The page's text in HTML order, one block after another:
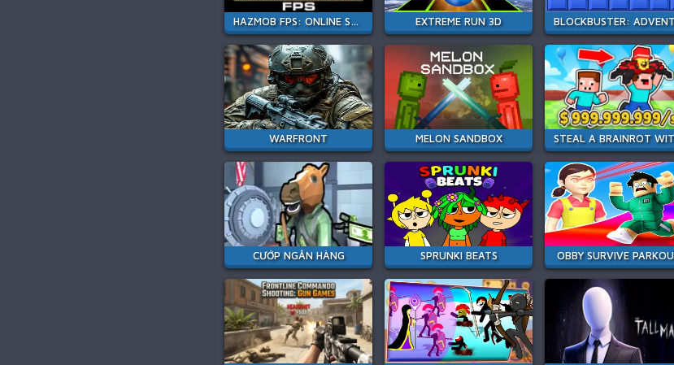
HAZMOB FPS: ONLINE SHOOTER EXTREME RUN 3D
WARFRONT MELON SANDBOX
CƯỚP NGÂN HÀNG SPRUNKI BEATS OBBY SURVIVE